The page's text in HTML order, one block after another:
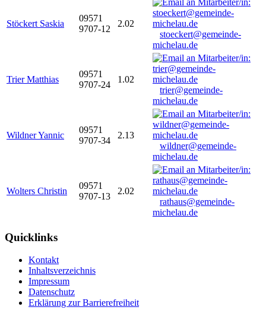
Stöckert Saskia
09571
9707-12
2.02
stoeckert@gemeinde-
michelau.de
Trier Matthias
09571
9707-24
1.02
trier@gemeinde-
michelau.de
Wildner Yannic
09571
9707-34
2.13
wildner@gemeinde-
michelau.de
Wolters Christin
09571
9707-13
2.02
rathaus@gemeinde-
michelau.de
Quicklinks
Kontakt
Inhaltsverzeichnis
Impressum
Datenschutz
Erklärung zur Barrierefreiheit